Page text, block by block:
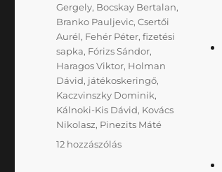
Gergely, Bocskay Bertalan,
Branko Pauljevic,Csertői
Aurél, Fehér Péter,fizetési
sapka, Fórizs Sándor,
Haragos Viktor, Holman
Dávid, játékoskeringő,
Kaczvinszky Dominik,
Kálnoki-Kis Dávid, Kovács
Nikolasz, Pinezits Máté
12 hozzászólásMilyen